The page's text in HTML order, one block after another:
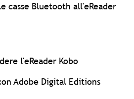
casse Bluetooth all'eReader
l'eReader Kobo
Adobe Digital Editions